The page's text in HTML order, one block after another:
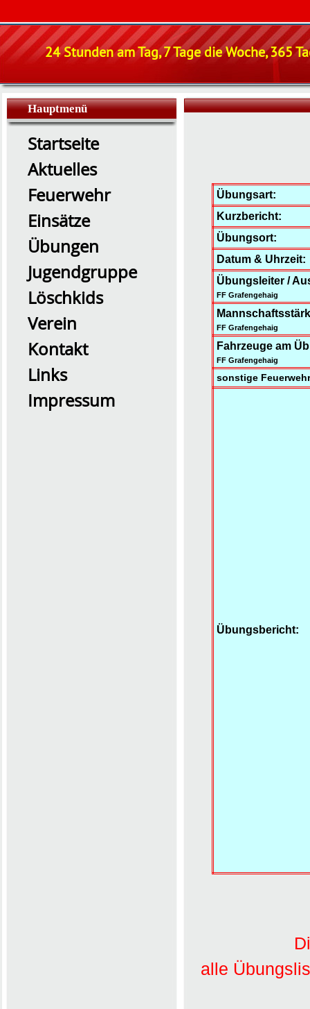
24 Stunden am Tag, 7 Tage die Woche, 365
Hauptmenü
Startseite
Aktuelles
Feuerwehr
Einsätze
Übungen
Jugendgruppe
Löschkids
Verein
Kontakt
Links
Impressum
Übungsart:
Kurzbericht:
Übungsort:
Datum & Uhrzeit:
Übungsleiter /
FF Grafengehaig
FF Grafengehaig
Fahrzeuge am
FF Grafengehaig
sonstige
Übungsbericht:
alle